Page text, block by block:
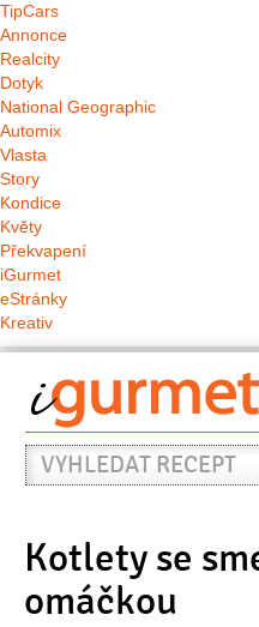
TipCars
Annonce
Realcity
Dotyk
National Geographic
Automix
Vlasta
Story
Kondice
Květy
Překvapení
iGurmet
eStránky
Kreativ
Vyhledat
recept
Kotlety se
omáčkou